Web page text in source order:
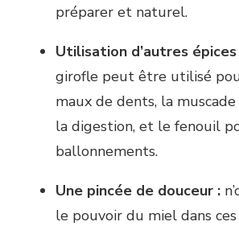
préparer et naturel.
Utilisation d’autres épices
girofle peut être utilisé
maux de dents, la
la digestion, et le fenouil
ballonnements.
Une pincée de douceur :
le pouvoir du miel dans